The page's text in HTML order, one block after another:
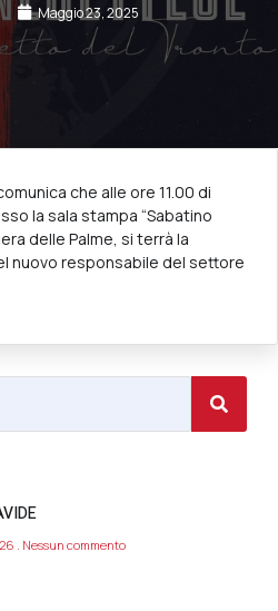
Maggio 23, 2025
che alle ore 11.00 di
la sala stampa “Sabatino
delle Palme, si terrà la
nuovo responsabile del settore
Nessun commento